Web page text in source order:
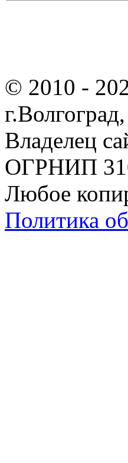
© 2010 -
Владелец
ОГРНИП
Любое
Политика